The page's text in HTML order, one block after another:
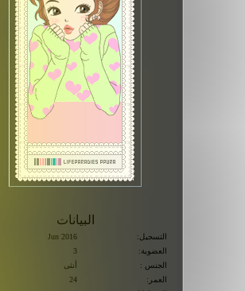
البيانات
التسجيل:
Jun 2016
العضوية:
3
الجنس :
أنثى
العمر:
24